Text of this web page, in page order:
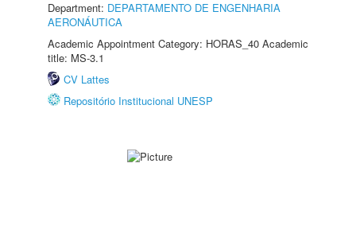
Department: DEPARTAMENTO DE ENGENHARIA
AERONÁUTICA
Academic Appointment Category: HORAS_40 Academic
title: MS-3.1
CV Lattes
Repositório Institucional UNESP